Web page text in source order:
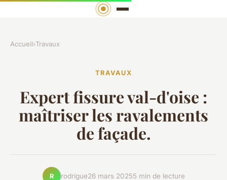
Accueil›Travaux
TRAVAUX
Expert fissure val-d'oise :
maîtriser les ravalements
de façade.
R rodrigue26 mars 20255 min de lecture